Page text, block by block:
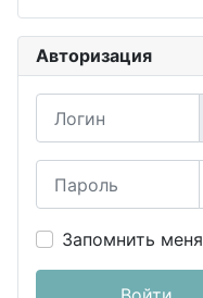
Авторизация
Запомнить меня